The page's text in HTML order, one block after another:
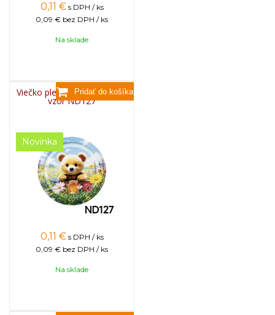
0,11 € s DPH / ks
0,09 € bez DPH / ks
Na sklade
Viečko plechové TWIST 82 -
vzor ND127
Novinka
0,11 € s DPH / ks
0,09 € bez DPH / ks
Na sklade